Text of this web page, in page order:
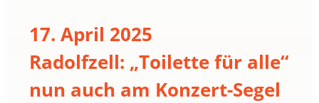
17. April 2025
Radolfzell: „Toilette für alle“
nun auch am Konzert-Segel